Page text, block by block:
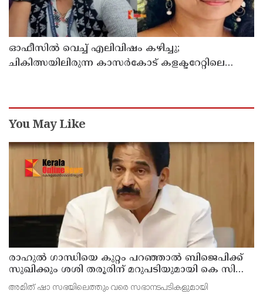
ഓഫീസില്‍ വെച്ച് എലിവിഷം കഴിച്ചു;
ചികിത്സയിലിരുന്ന കാസര്‍കോട് കളക്ടറേറ്റിലെ
You May Like
രാഹുല്‍ ഗാന്ധിയെ കുറ്റം പറഞ്ഞാല്‍ ബിജെപിക്ക്
സുഖിക്കും ശശി തരൂരിന് മറുപടിയുമായി കെ സി
വേണുഗോപാല്‍
അമിത് ഷാ സഭയിലെത്തും വരെ സഭാനടപടികളുമായി